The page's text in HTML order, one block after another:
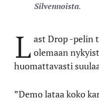
Silvennoista.
L ast Drop -pelin
olemaan
huomattavasti
”Demo lataa koko